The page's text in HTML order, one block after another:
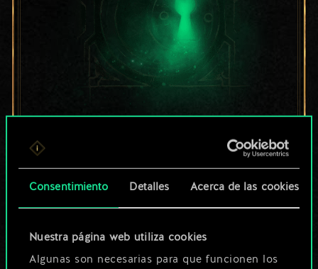
Consentimiento Detalles Acerca de las cookies
Nuestra página web utiliza cookies
Algunas son necesarias para que funcionen los
un conjunto de
cartas compartido.
ser mucho más!